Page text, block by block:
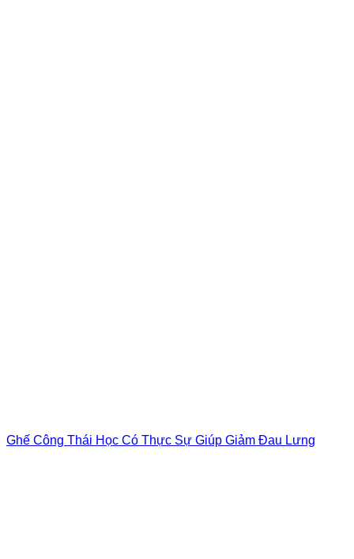
Ghế Công Thái Học Có Thực Sự Giúp Giảm Đau Lưng